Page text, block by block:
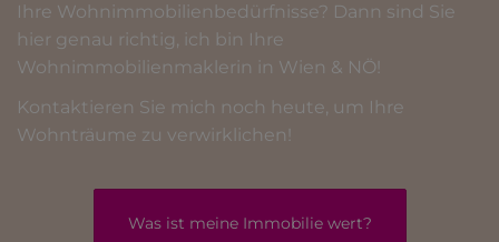
Ihre Wohnimmobilienbedürfnisse? Dann sind Sie
hier genau richtig, ich bin Ihre
Wohnimmobilienmaklerin in Wien & NÖ!
Kontaktieren Sie mich noch heute, um Ihre
Wohnträume zu verwirklichen!
Was ist meine Immobilie wert?